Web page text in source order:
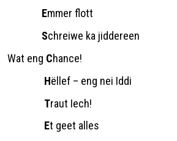
Emmer flott
Schreiwe ka jiddereen
Wat eng Chance!
Hëllef – eng nei Iddi
Traut Iech!
Et geet alles